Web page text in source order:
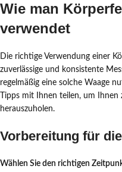
Wie man
verwendet
Die richtige Verwendung einer
zuverlässige und konsistente
regelmäßig eine solche Waage
Tipps mit Ihnen teilen, um
herauszuholen.
Vorbereitung für
Wählen Sie den richtigen